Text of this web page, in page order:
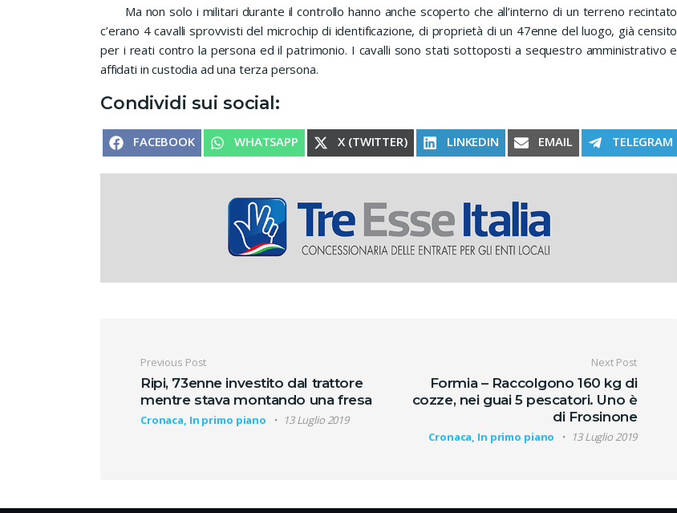
Ma non solo i militari durante il controllo hanno anche scoperto che all’interno di un terreno recintato
c’erano 4 cavalli sprovvisti del microchip di identificazione, di proprietà di un 47enne del luogo, già censito
per i reati contro la persona ed il patrimonio. I cavalli sono stati sottoposti a sequestro amministrativo e
affidati in custodia ad una terza persona.
Condividi sui social:
SHARE ON
FACEBOOK SHARE ON
WHATSAPP SHARE ON
X (TWITTER) SHARE ON
LINKEDIN SHARE ON
EMAIL SHARE ON
TELEGRAM
Navigazione articoli
Previous Post
Ripi, 73enne investito dal trattore
mentre stava montando una fresa
Cronaca, In primo piano 13 Luglio 2019
Next Post
Formia – Raccolgono 160 kg di
cozze, nei guai 5 pescatori. Uno è
di Frosinone
Cronaca, In primo piano 13 Luglio 2019